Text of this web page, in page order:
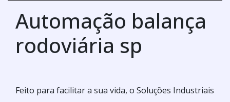
Automação balança
rodoviária sp
Feito para facilitar a sua vida, o Soluções Industriais